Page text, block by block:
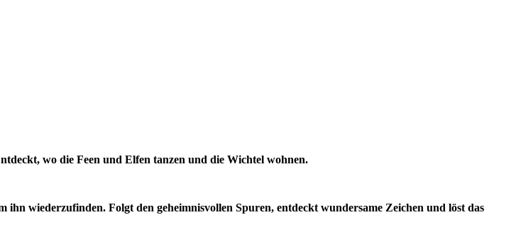
wo die Feen und Elfen tanzen und die Wichtel wohnen.
wiederzufinden. Folgt den geheimnisvollen Spuren, entdeckt wundersame Zeichen und löst das